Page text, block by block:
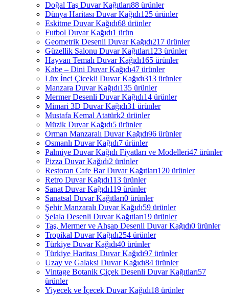
Doğal Taş Duvar Kağıtları88 ürünler
Dünya Haritası Duvar Kağıdı125 ürünler
Eskitme Duvar Kağıdı68 ürünler
Futbol Duvar Kağıdı1 ürün
Geometrik Desenli Duvar Kağıdı217 ürünler
Güzellik Salonu Duvar Kağıtları123 ürünler
Hayvan Temalı Duvar Kağıdı165 ürünler
Kabe – Dini Duvar Kağıdı47 ürünler
Lüx İnci Çicekli Duvar Kağıdı313 ürünler
Manzara Duvar Kağıdı135 ürünler
Mermer Desenli Duvar Kağıdı14 ürünler
Mimari 3D Duvar Kağıdı31 ürünler
Mustafa Kemal Atatürk2 ürünler
Müzik Duvar Kağıdı5 ürünler
Orman Manzaralı Duvar Kağıdı96 ürünler
Osmanlı Duvar Kağıdı7 ürünler
Palmiye Duvar Kağıdı Fiyatları ve Modelleri47 ürünler
Pizza Duvar Kağıdı2 ürünler
Restoran Cafe Bar Duvar Kağıtları120 ürünler
Retro Duvar Kağıdı113 ürünler
Sanat Duvar Kağıdı119 ürünler
Sanatsal Duvar Kağıtları0 ürünler
Şehir Manzaralı Duvar Kağıdı59 ürünler
Şelala Desenli Duvar Kağıtları19 ürünler
Taş, Mermer ve Ahşap Desenli Duvar Kağıdı0 ürünler
Tropikal Duvar Kağıdı254 ürünler
Türkiye Duvar Kağıdı40 ürünler
Türkiye Haritası Duvar Kağıdı97 ürünler
Uzay ve Galaksi Duvar Kağıdı84 ürünler
Vintage Botanik Çiçek Desenli Duvar Kağıtları57
ürünler
Yiyecek ve İçecek Duvar Kağıdı18 ürünler